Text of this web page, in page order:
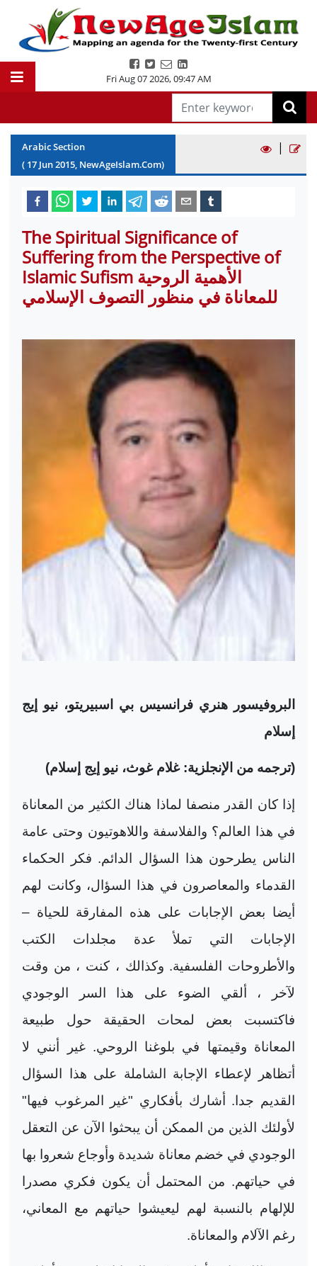
Fri Aug 07 2026,09:47 AM
Arabic Section
( 17 Jun2015, NewAgeIslam.Com)
|
The Spiritual Significance of
Suffering from the Perspective of
Islamic Sufism الأهمية الروحية
للمعاناة في منظور التصوف الإسلامي
البروفيسور هنري فرانسيس بي اسبيريتو، نيو إيج
إسلام
(ترجمه من الإنجلزية: غلام غوث، نيو إيج إسلام)
إذا كان القدر منصفا لماذا هناك الكثير من المعاناة
في هذا العالم؟ والفلاسفة واللاهوتيون وحتى عامة
الناس يطرحون هذا السؤال الدائم. فكر الحكماء
القدماء والمعاصرون في هذا السؤال، وكانت لهم
أيضا بعض الإجابات على هذه المفارقة للحياة –
الإجابات التي تملأ عدة مجلدات الكتب
والأطروحات الفلسفية. وكذالك ، كنت ، من وقت
لآخر ، ألقي الضوء على هذا السر الوجودي
فاكتسبت بعض لمحات الحقيقة حول طبيعة
المعاناة وقيمتها في بلوغنا الروحي. غير أنني لا
أتظاهر لإعطاء الإجابة الشاملة على هذا السؤال
القديم جدا. أشارك بأفكاري "غير المرغوب فيها"
لأولئك الذين من الممكن أن يبحثوا الآن عن التعقل
الوجودي في خضم معاناة شديدة وأوجاع شعروا بها
في حياتهم. من المحتمل أن يكون فكري مصدرا
للإلهام بالنسبة لهم ليعيشوا حياتهم مع المعاني،
رغم الآلام والمعاناة.